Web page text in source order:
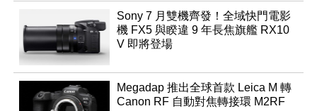
Sony 7 月雙機齊發！全域快門電影
機 FX5 與睽違 9 年長焦旗艦 RX10
V 即將登場
Megadap 推出全球首款 Leica M 轉
Canon RF 自動對焦轉接環 M2RF